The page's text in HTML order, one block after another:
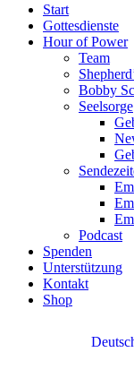
Start
Gottesdienste
Hour of Power
Team
Bobby
Seelsorge
Podcast
Spenden
Unterstützung
Kontakt
Shop